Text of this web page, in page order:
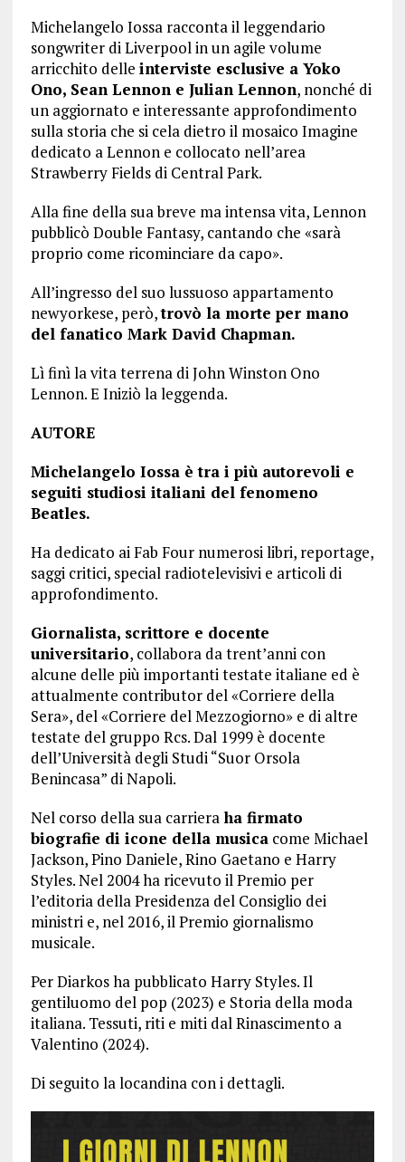
Michelangelo Iossa racconta il leggendario
songwriter di Liverpool in un agile volume
arricchito delle interviste esclusive a Yoko
Ono, Sean Lennon e Julian Lennon, nonché di
un aggiornato e interessante approfondimento
sulla storia che si cela dietro il mosaico Imagine
dedicato a Lennon e collocato nell’area
Strawberry Fields di Central Park.
Alla fine della sua breve ma intensa vita, Lennon
pubblicò Double Fantasy, cantando che «sarà
proprio come ricominciare da capo».
All’ingresso del suo lussuoso appartamento
newyorkese, però,trovò la morte per mano
del fanatico Mark David Chapman.
Lì finì la vita terrena di John Winston Ono
Lennon. E Iniziò la leggenda.
AUTORE
Michelangelo Iossa è tra i più autorevoli e
seguiti studiosi italiani del fenomeno
Beatles.
Ha dedicato ai Fab Four numerosi libri, reportage,
saggi critici, special radiotelevisivi e articoli di
approfondimento.
Giornalista, scrittore e docente
universitario, collabora da trent’anni con
alcune delle più importanti testate italiane ed è
attualmente contributor del «Corriere della
Sera», del «Corriere del Mezzogiorno» e di altre
testate del gruppo Rcs. Dal 1999 è docente
dell’Università degli Studi “Suor Orsola
Benincasa” di Napoli.
Nel corso della sua carrieraha firmato
biografie di icone della musicacome Michael
Jackson, Pino Daniele, Rino Gaetano e Harry
Styles. Nel 2004 ha ricevuto il Premio per
l’editoria della Presidenza del Consiglio dei
ministri e, nel 2016, il Premio giornalismo
musicale.
Per Diarkos ha pubblicato Harry Styles. Il
gentiluomo del pop (2023) e Storia della moda
italiana. Tessuti, riti e miti dal Rinascimento a
Valentino (2024).
Di seguito la locandina con i dettagli.